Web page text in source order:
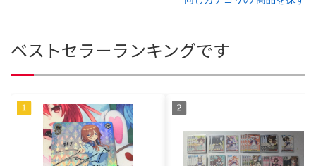
ベストセラーランキングです